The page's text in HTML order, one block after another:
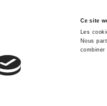
Ce site
Les
Nous